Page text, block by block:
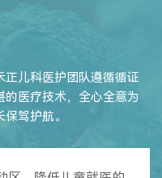
正儿科医护团队遵循循证
的医疗技术，全心全意为
驾护航。